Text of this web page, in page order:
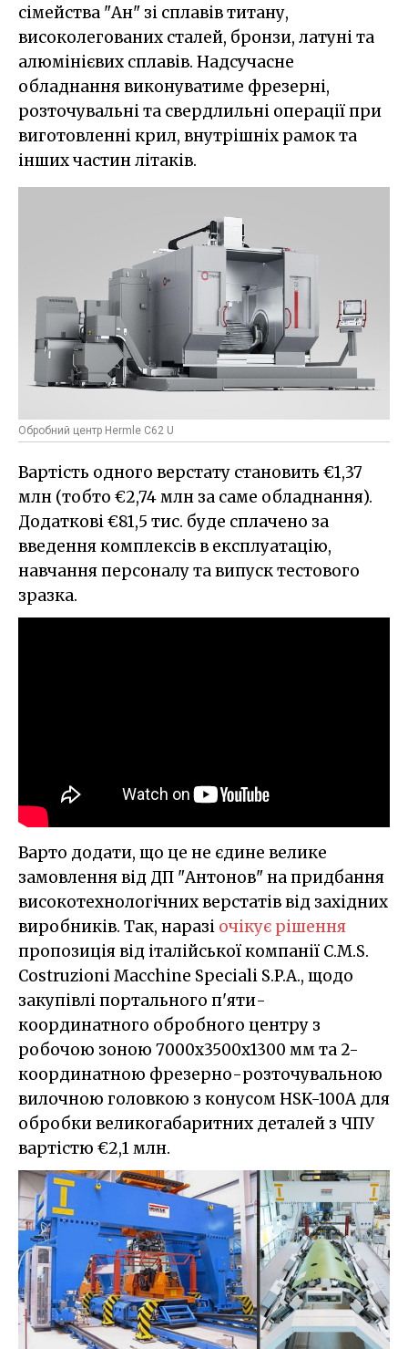
сімейства "Ан" зі сплавів титану,
високолегованих сталей, бронзи, латуні та
алюмінієвих сплавів. Надсучасне
обладнання виконуватиме фрезерні,
розточувальні та свердлильні операції при
виготовленні крил, внутрішніх рамок та
інших частин літаків.
Обробний центр Hermle С62 U
Вартість одного верстату становить €1,37
млн (тобто €2,74 млн за саме обладнання).
Додаткові €81,5 тис. буде сплачено за
введення комплексів в експлуатацію,
навчання персоналу та випуск тестового
зразка.
Варто додати, що це не єдине велике
замовлення від ДП "Антонов" на придбання
високотехнологічних верстатів від західних
виробників. Так, наразі очікує рішення
пропозиція від італійської компанії C.M.S.
Costruzioni Macchine Speciali S.P.A., щодо
закупівлі портального п'яти-
координатного обробного центру з
робочою зоною 7000х3500х1300 мм та 2-
координатною фрезерно-розточувальною
вилочною головкою з конусом HSK-100A для
обробки великогабаритних деталей з ЧПУ
вартістю €2,1 млн.